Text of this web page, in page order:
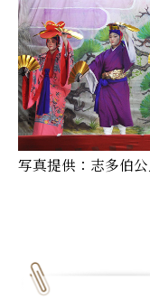
写真提供：志多伯